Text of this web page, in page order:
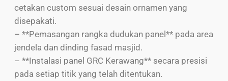
cetakan custom sesuai desain ornamen yang
disepakati.
– **Pemasangan rangka dudukan panel** pada area
jendela dan dinding fasad masjid.
– **Instalasi panel GRC Kerawang** secara presisi
pada setiap titik yang telah ditentukan.